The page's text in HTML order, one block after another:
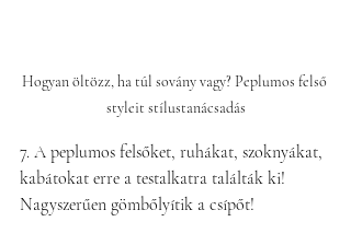
Hogyan öltözz, ha túl sovány vagy? Peplumos felső
styleit stílustanácsadás
7. A peplumos felsőket, ruhákat, szoknyákat,
kabátokat erre a testalkatra találták ki!
Nagyszerűen gömbőlyítik a csípőt!